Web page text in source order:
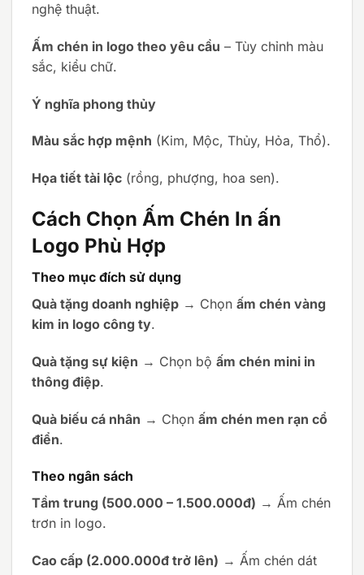
nghệ thuật.
Ấm chén in logo theo yêu cầu – Tùy chỉnh màu
sắc, kiểu chữ.
Ý nghĩa phong thủy
Màu sắc hợp mệnh (Kim, Mộc, Thủy, Hỏa, Thổ).
Họa tiết tài lộc (rồng, phượng, hoa sen).
Cách Chọn Ấm Chén In ấn
Logo Phù Hợp
Theo mục đích sử dụng
Quà tặng doanh nghiệp → Chọn ấm chén vàng
kim in logo công ty.
Quà tặng sự kiện → Chọn bộ ấm chén mini in
thông điệp.
Quà biếu cá nhân → Chọn ấm chén men rạn cổ
điển.
Theo ngân sách
Tầm trung (500.000 – 1.500.000đ) → Ấm chén
trơn in logo.
Cao cấp (2.000.000đ trở lên) → Ấm chén dát